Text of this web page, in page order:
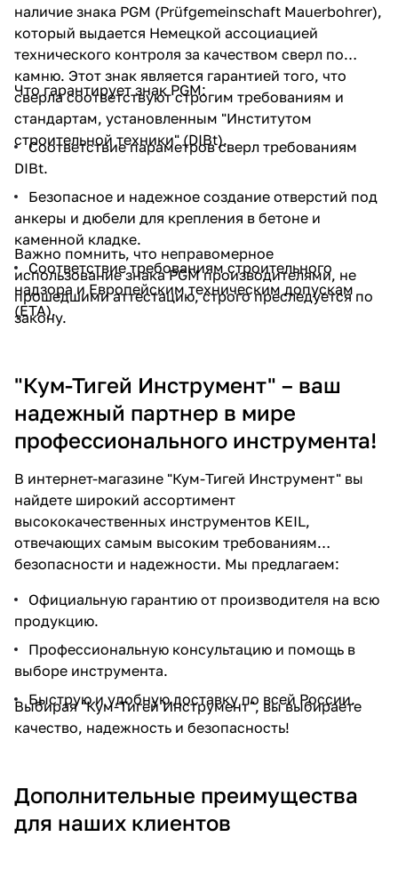
наличие знака PGM (Prüfgemeinschaft Mauerbohrer),
который выдается Немецкой ассоциацией
технического контроля за качеством сверл по
камню. Этот знак является гарантией того, что
сверла соответствуют строгим требованиям и
стандартам, установленным "Институтом
строительной техники" (DIBt).
Что гарантирует знак PGM:
Соответствие параметров сверл требованиям
DIBt.
Безопасное и надежное создание отверстий под
анкеры и дюбели для крепления в бетоне и
каменной кладке.
Соответствие требованиям строительного
надзора и Европейским техническим допускам
(ETA).
Важно помнить, что неправомерное
использование знака PGM производителями, не
прошедшими аттестацию, строго преследуется по
закону.
"Кум-Тигей Инструмент" – ваш
надежный партнер в мире
профессионального инструмента!
В интернет-магазине "Кум-Тигей Инструмент" вы
найдете широкий ассортимент
высококачественных инструментов KEIL,
отвечающих самым высоким требованиям
безопасности и надежности. Мы предлагаем:
Официальную гарантию от производителя на всю
продукцию.
Профессиональную консультацию и помощь в
выборе инструмента.
Быструю и удобную доставку по всей России.
Выбирая "Кум-Тигей Инструмент", вы выбираете
качество, надежность и безопасность!
Дополнительные преимущества
для наших клиентов